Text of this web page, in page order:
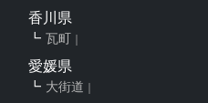
香川県
瓦町
愛媛県
大街道